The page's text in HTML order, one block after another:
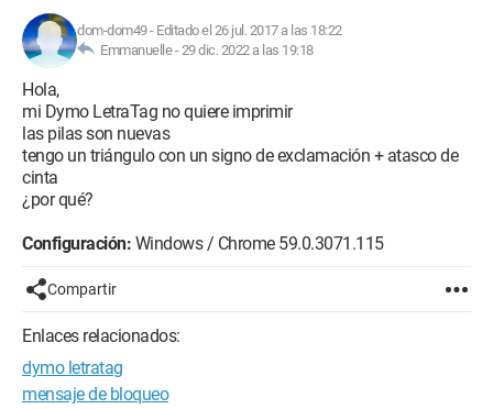
dom-dom49- Editado el 26 jul. 2017 a las 18:22
Emmanuelle -29 dic. 2022 a las 19:18
Hola,
mi Dymo LetraTag no quiere imprimir
las pilas son nuevas
tengo un triángulo con un signo de exclamación + atasco de
cinta
¿por qué?
Configuración: Windows / Chrome 59.0.3071.115
Compartir
Enlaces relacionados:
dymo letratag
mensaje de bloqueo